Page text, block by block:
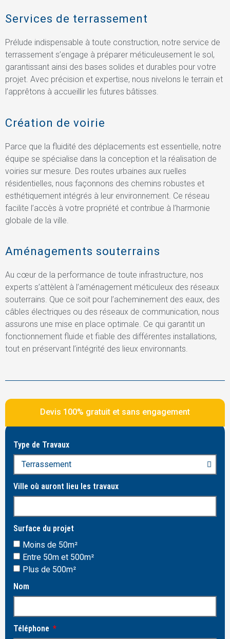
Services de terrassement
Prélude indispensable à toute construction, notre service de
terrassement s’engage à préparer méticuleusement le sol,
garantissant ainsi des bases solides et durables pour votre
projet. Avec précision et expertise, nous nivelons le terrain et
l’apprêtons à accueillir les futures bâtisses.
Création de voirie
Parce que la fluidité des déplacements est essentielle, notre
équipe se spécialise dans la conception et la réalisation de
voiries sur mesure. Des routes urbaines aux ruelles
résidentielles, nous façonnons des chemins robustes et
esthétiquement intégrés à leur environnement. Ce réseau
facilite l’accès à votre propriété et contribue à l’harmonie
globale de la ville.
Aménagements souterrains
Au cœur de la performance de toute infrastructure, nos
experts s’attèlent à l’aménagement méticuleux des réseaux
souterrains. Que ce soit pour l’acheminement des eaux, des
câbles électriques ou des réseaux de communication, nous
assurons une mise en place optimale. Ce qui garantit un
fonctionnement fluide et fiable des différentes installations,
tout en préservant l’intégrité des lieux environnants.
Devis 100% gratuit et sans engagement
Type de Travaux
Ville où auront lieu les travaux
Surface du projet
Moins de 50m²
Entre 50m et 500m²
Plus de 500m²
Nom
Téléphone